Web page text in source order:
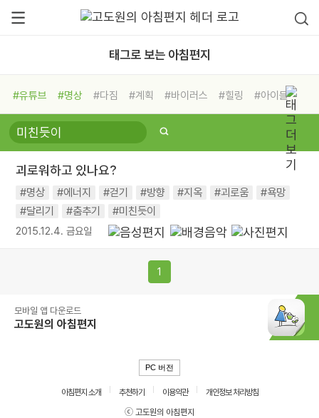
태그로 보는 아침편지
#유튜브 #명상 #다짐 #계획 #바이러스 #힐링
#아이들
#비전캠프
#독서캠프 #삶
#희망
#나눔 #친구 #링컨학교
#독서
#건강 #면역력
괴로워하고 있나요?
#명상 #에너지 #걷기 #방향 #지옥 #괴로움
#욕망
#달리기
#춤추기 #미친듯이
2015.12.4. 금요일
1
모바일 앱 다운로드
고도원의 아침편지
PC 버전
아침편지 소개 추천하기 이용약관
개인정보 처리방침
ⓒ 고도원의 아침편지